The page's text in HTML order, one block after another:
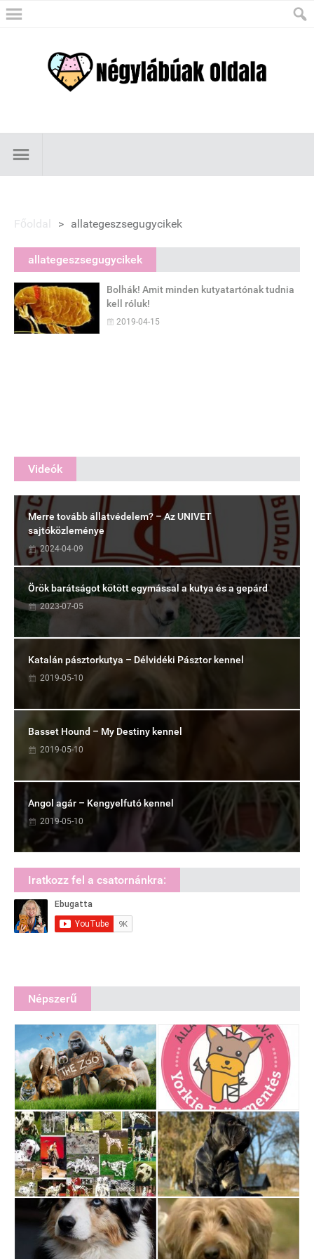
Főoldal > allategeszsegugycikek
allategeszsegugycikek
Bolhák! Amit minden kutyatartónak tudnia
kell róluk!
2019-04-15
Videók
Merre tovább állatvédelem? – Az UNIVET
sajtóközleménye
2024-04-09
Örök barátságot kötött egymással a kutya és a gepárd
2023-07-05
Katalán pásztorkutya – Délvidéki Pásztor kennel
2019-05-10
Basset Hound – My Destiny kennel
2019-05-10
Angol agár – Kengyelfutó kennel
2019-05-10
Iratkozz fel a csatornánkra:
Népszerű